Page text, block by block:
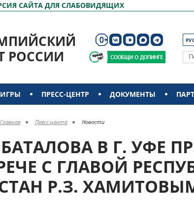
САЙТА ДЛЯ СЛАБОВИДЯЩИХ
РОССИИ
ПРЕСС-ЦЕНТР ДОКУМЕНТЫ
Главная Пресс-центр Новости
В Г. УФЕ
С ГЛАВОЙ
Р.З.